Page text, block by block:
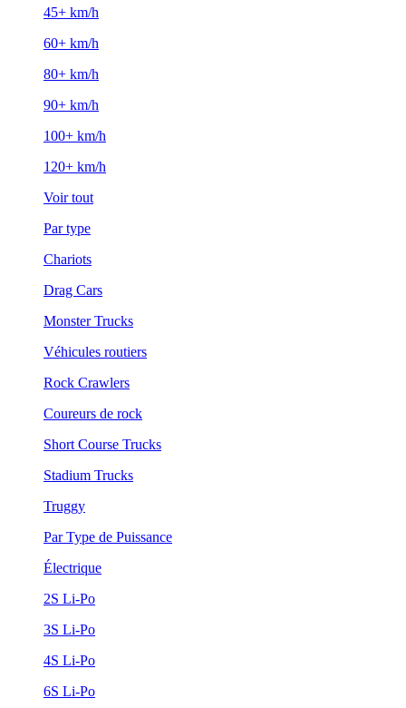
45+ km/h
60+ km/h
80+ km/h
90+ km/h
100+ km/h
120+ km/h
Voir tout
Par type
Chariots
Drag Cars
Monster Trucks
Véhicules routiers
Rock Crawlers
Coureurs de rock
Short Course Trucks
Stadium Trucks
Truggy
Par Type de Puissance
Électrique
2S Li-Po
3S Li-Po
4S Li-Po
6S Li-Po